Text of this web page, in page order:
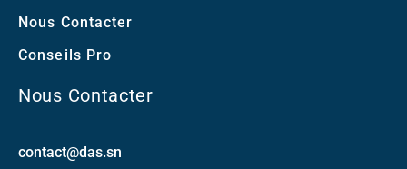
Nous Contacter
Conseils Pro
Nous Contacter
contact@das.sn